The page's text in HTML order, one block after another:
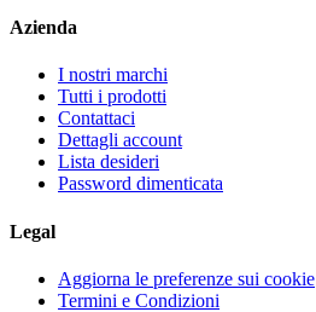
Azienda
I nostri marchi
Tutti i prodotti
Contattaci
Dettagli account
Lista desideri
Password dimenticata
Legal
Aggiorna le preferenze sui cookie
Termini e Condizioni